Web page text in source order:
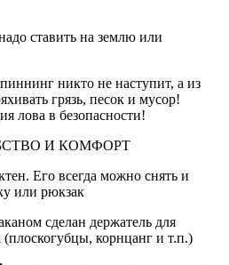
ставить на землю или
никто не наступит, а из
грязь, песок и мусор!
лова в безопасности!
И КОМФОРТ
Его всегда можно снять и
или рюкзак
сделан держатель для
корнцанг и т.п.)